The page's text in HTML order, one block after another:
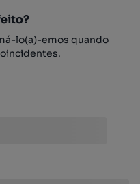
lo(a)-emos quando